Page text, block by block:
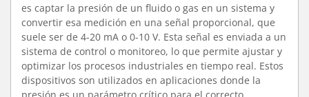
es captar la presión de un fluido o gas en un sistema y
convertir esa medición en una señal proporcional, que
suele ser de 4-20 mA o 0-10 V. Esta señal es enviada a un
sistema de control o monitoreo, lo que permite ajustar y
optimizar los procesos industriales en tiempo real. Estos
dispositivos son utilizados en aplicaciones donde la